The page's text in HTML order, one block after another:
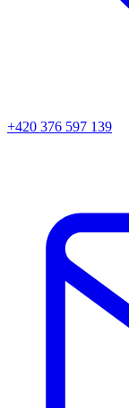
+420 376 597 139